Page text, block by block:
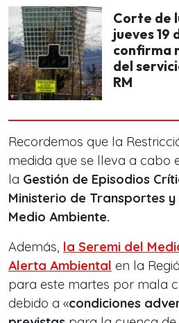
Corte de
jueves 19
confirma
del
RM
Recordemos que la
medida que se lleva a cabo
la Gestión de Episodios
Ministerio de Transportes
Medio Ambiente.
Además, la Seremi del
Alerta Ambiental en la
para este martes por mala
debido a «condiciones